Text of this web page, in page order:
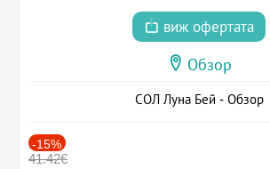
виж офертата
Обзор
СОЛ Луна Бей - Обзор
-15%
41.42€